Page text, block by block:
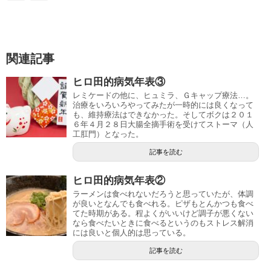
関連記事
ヒロ田的病気年表③
レミケードの他に、ヒュミラ、Ｇキャップ療法…。
治療をいろいろやってみたが一時的には良くなって
も、維持療法はできなかった。そしてボクは２０１
６年４月２８日大腸全摘手術を受けてストーマ（人
工肛門）となった。
記事を読む
ヒロ田的病気年表②
ラーメンは食べれないだろうと思っていたが、体調
が良いとなんでも食べれる。ピザもとんかつも食べ
てた時期がある。程よくがいいけど調子が悪くない
なら食べたいときに食べるというのもストレス解消
には良いと個人的は思っている。
記事を読む